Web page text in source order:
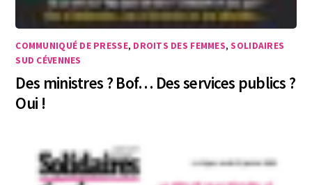
COMMUNIQUÉ DE PRESSE, DROITS DES FEMMES,SOLIDAIRES
SUD CÉVENNES
Des ministres ? Bof… Des services publics ?
Oui !